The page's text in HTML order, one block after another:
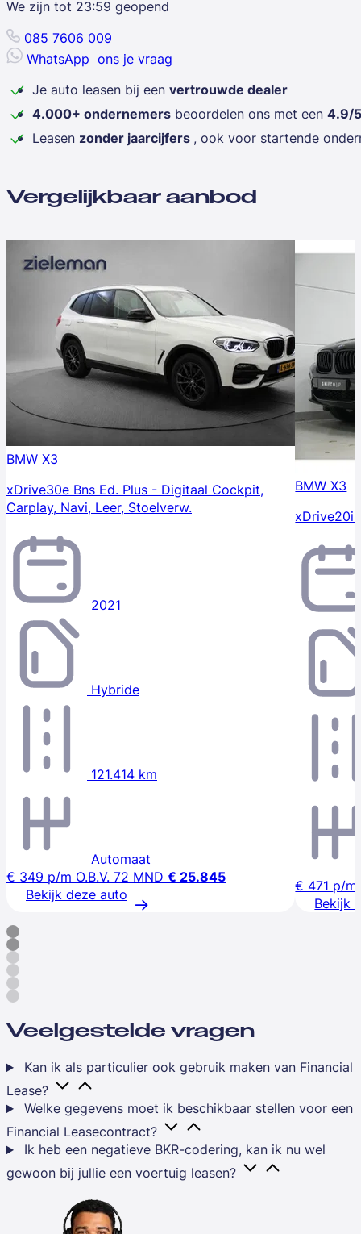
We zijn tot 23:59 geopend
085 7606 009
WhatsApp ons je vraag
Je auto leasen bij een vertrouwde dealer
4.000+ ondernemers beoordelen ons met een 4.9/5
Leasen zonder jaarcijfers , ook voor startende
Vergelijkbaar aanbod
BMW X3
xDrive30e Bns Ed. Plus - Digitaal Cockpit,
Carplay, Navi, Leer, Stoelverw.
2021
Hybride
121.414 km
Automaat
€ 349 p/m O.B.V. 72 MND € 25.845
Bekijk deze auto
BMW X3
xDrive20i
€ 471 p/m
Bekijk
Veelgestelde vragen
Kan ik als particulier ook gebruik maken van Financial
Lease?
Welke gegevens moet ik beschikbaar stellen voor een
Financial Leasecontract?
Ik heb een negatieve BKR-codering, kan ik nu wel
gewoon bij jullie een voertuig leasen?